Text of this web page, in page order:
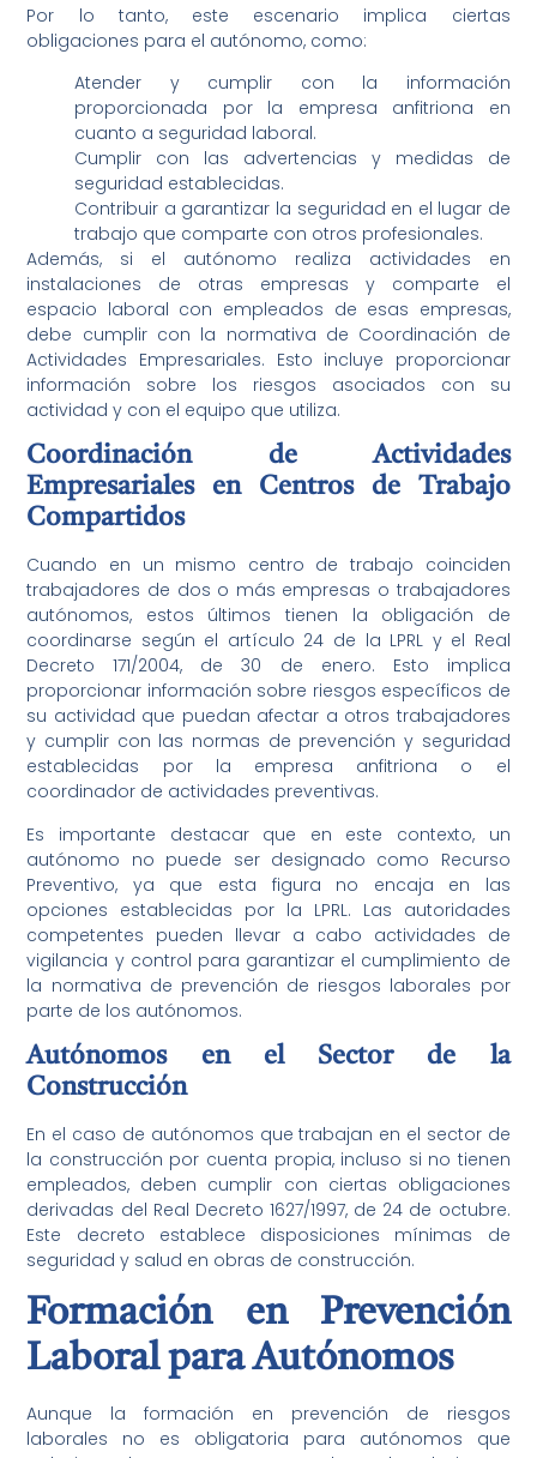
Por lo tanto, este escenario implica ciertas
obligaciones para el autónomo, como:
Atender y cumplir con la información
proporcionada por la empresa anfitriona en
cuanto a seguridad laboral.
Cumplir con las advertencias y medidas de
seguridad establecidas.
Contribuir a garantizar la seguridad en el lugar de
trabajo que comparte con otros profesionales.
Además, si el autónomo realiza actividades en
instalaciones de otras empresas y comparte el
espacio laboral con empleados de esas empresas,
debe cumplir con la normativa de Coordinación de
Actividades Empresariales. Esto incluye proporcionar
información sobre los riesgos asociados con su
actividad y con el equipo que utiliza.
Coordinación de Actividades
Empresariales en Centros de Trabajo
Compartidos
Cuando en un mismo centro de trabajo coinciden
trabajadores de dos o más empresas o trabajadores
autónomos, estos últimos tienen la obligación de
coordinarse según el artículo 24 de la LPRL y el Real
Decreto 171/2004, de 30 de enero. Esto implica
proporcionar información sobre riesgos específicos de
su actividad que puedan afectar a otros trabajadores
y cumplir con las normas de prevención y seguridad
establecidas por la empresa anfitriona o el
coordinador de actividades preventivas.
Es importante destacar que en este contexto, un
autónomo no puede ser designado como Recurso
Preventivo, ya que esta figura no encaja en las
opciones establecidas por la LPRL. Las autoridades
competentes pueden llevar a cabo actividades de
vigilancia y control para garantizar el cumplimiento de
la normativa de prevención de riesgos laborales por
parte de los autónomos.
Autónomos en el Sector de la
Construcción
En el caso de autónomos que trabajan en el sector de
la construcción por cuenta propia, incluso si no tienen
empleados, deben cumplir con ciertas obligaciones
derivadas del Real Decreto 1627/1997, de 24 de octubre.
Este decreto establece disposiciones mínimas de
seguridad y salud en obras de construcción.
Formación en Prevención
Laboral para Autónomos
Aunque la formación en prevención de riesgos
laborales no es obligatoria para autónomos que